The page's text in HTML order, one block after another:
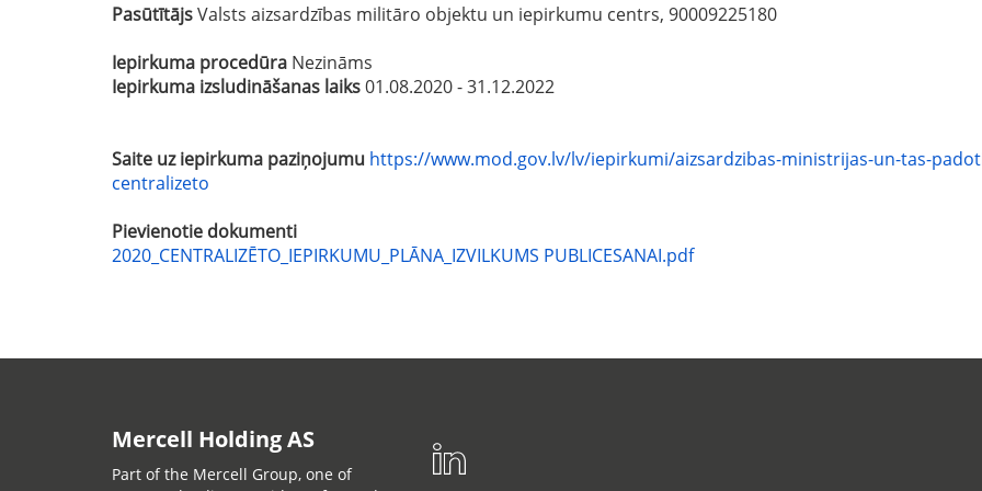
PasūtītājsValsts aizsardzības militāro objektu un iepirkumu centrs, 90009225180
Iepirkuma procedūra Nezināms
Iepirkuma izsludināšanas laiks01.08.2020 - 31.12.2022
Saite uz iepirkuma paziņojumu https://www.mod.gov.lv/lv/iepirkumi/aizsardzibas-ministrijas-un-tas-
centralizeto
Pievienotie dokumenti
2020_CENTRALIZĒTO_IEPIRKUMU_PLĀNA_IZVILKUMS PUBLICESANAI.pdf
Mercell Holding AS
Part of the Mercell Group, one of